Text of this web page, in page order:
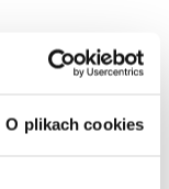
O plikach cookies